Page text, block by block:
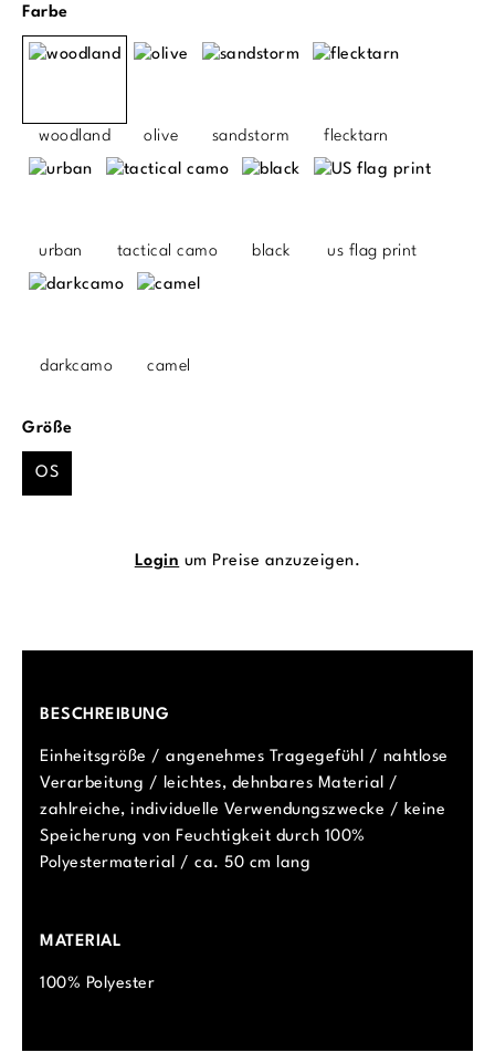
Farbeauswählen
woodland olive sandstorm flecktarn
urban tactical camo black us flag print
darkcamo camel
Größeauswählen
OS
Login um Preise anzuzeigen.
BESCHREIBUNG
Einheitsgröße / angenehmes Tragegefühl / nahtlose
Verarbeitung / leichtes, dehnbares Material /
zahlreiche, individuelle Verwendungszwecke / keine
Speicherung von Feuchtigkeit durch 100%
Polyestermaterial / ca. 50 cm lang
MATERIAL
100% Polyester